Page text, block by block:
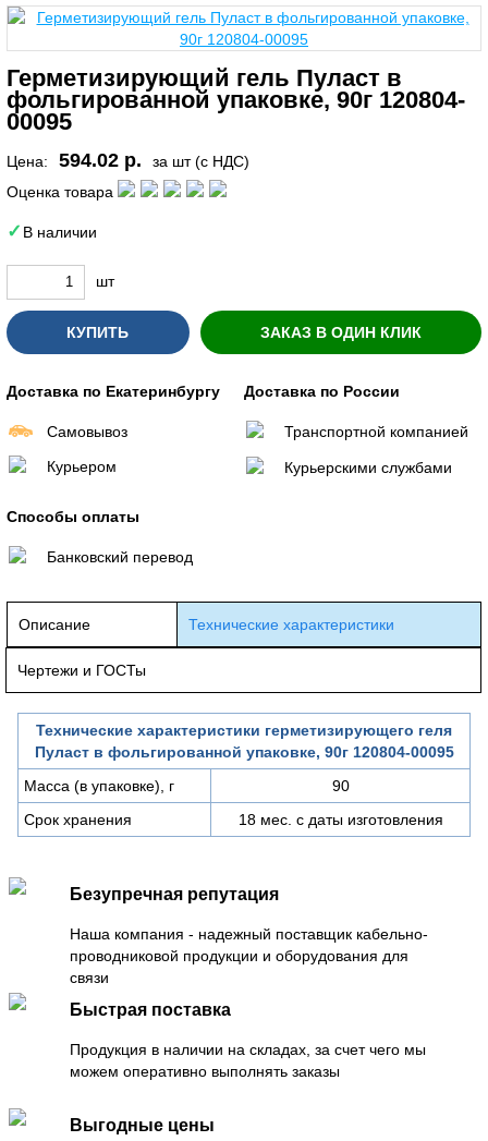
Герметизирующий гель Пуласт в
фольгированной упаковке, 90г 120804-
00095
Цена: 594.02 р.
за шт (с НДС)
Оценка товара
В наличии
шт
КУПИТЬ ЗАКАЗ В ОДИН КЛИК
Доставка по Екатеринбургу
Самовывоз
Курьером
Доставка по России
Транспортной компанией
Курьерскими службами
Способы оплаты
Банковский перевод
Описание Технические характеристики
Чертежи и ГОСТы
Технические характеристики герметизирующего геля
Пуласт в фольгированной упаковке, 90г 120804-00095
Масса (в упаковке), г
90
Срок хранения
18 мес. с даты изготовления
Безупречная репутация
Наша компания - надежный поставщик кабельно-
проводниковой продукции и оборудования для
связи
Быстрая поставка
Продукция в наличии на складах, за счет чего мы
можем оперативно выполнять заказы
Выгодные цены